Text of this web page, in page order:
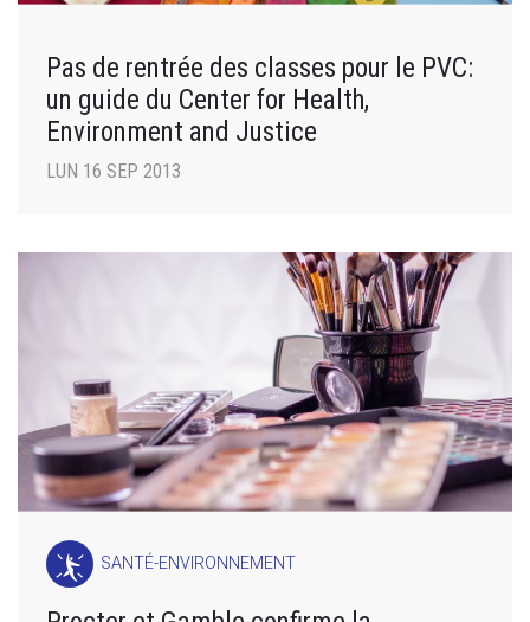
Pas de rentrée des classes pour le PVC:
un guide du Center for Health,
Environment and Justice
LUN 16 SEP 2013
SANTÉ-ENVIRONNEMENT